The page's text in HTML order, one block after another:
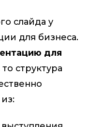
слайда у
для бизнеса.
для
то структура